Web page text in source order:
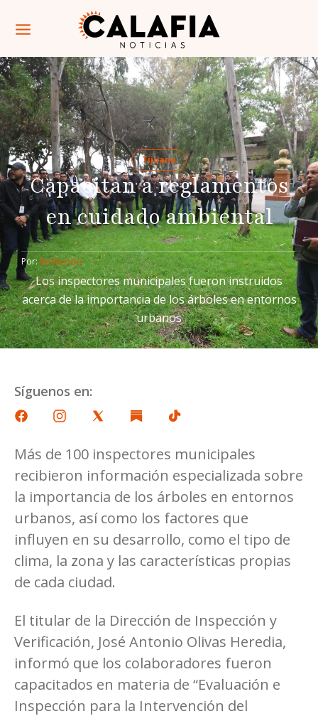
Tijuana
Capacitan a reglamentos
en cuidado ambiental
Por: Redacción
Los inspectores municipales fueron instruidos
acerca de la importancia de los árboles en entornos
urbanos
Síguenos en:
Más de 100 inspectores municipales
recibieron información especializada sobre
la importancia de los árboles en entornos
urbanos, así como los factores que
influyen en su desarrollo, como el tipo de
clima, la zona y las características propias
de cada ciudad.
El titular de la Dirección de Inspección y
Verificación, José Antonio Olivas Heredia,
informó que los colaboradores fueron
capacitados en materia de “Evaluación e
Inspección para la Intervención del